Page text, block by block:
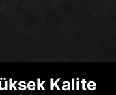
Kalite